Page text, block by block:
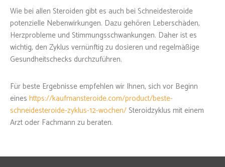
Wie bei allen Steroiden gibt es auch bei Schneidesteroide
potenzielle Nebenwirkungen. Dazu gehören Leberschäden,
Herzprobleme und Stimmungsschwankungen. Daher ist es
wichtig, den Zyklus vernünftig zu dosieren und regelmäßige
Gesundheitschecks durchzuführen.
Für beste Ergebnisse empfehlen wir Ihnen, sich vor Beginn
eines https://kaufmansteroide.com/product/beste-
schneidesteroide-zyklus-12-wochen/ Steroidzyklus mit einem
Arzt oder Fachmann zu beraten.